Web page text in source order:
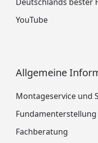
YouTube
Allgemeine
Montageservice und
Fundamenterstellung
Fachberatung